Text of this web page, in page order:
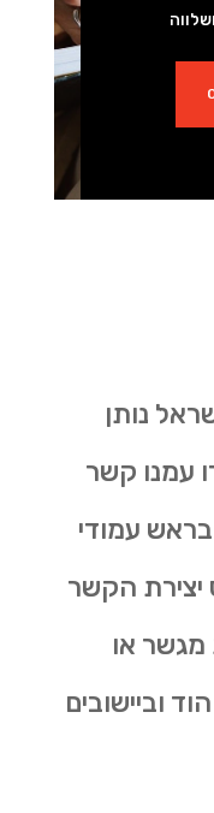
נותן
עמנו קשר
עמודי
הקשר
או
וביישובים